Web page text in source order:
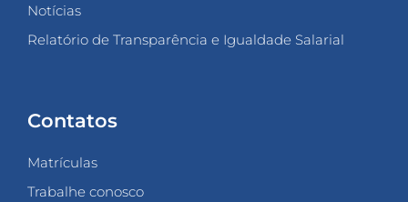
Notícias
Relatório de Transparência e Igualdade Salarial
Contatos
Matrículas
Trabalhe conosco